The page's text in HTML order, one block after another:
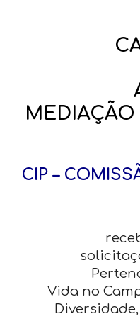
CIP – C
r
Vida no